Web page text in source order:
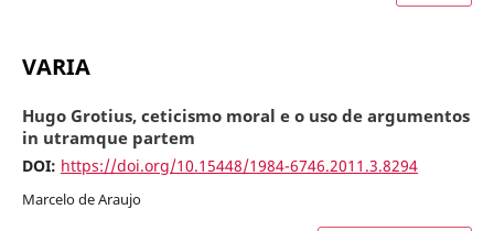
VARIA
Hugo Grotius, ceticismo moral e o uso de argumentos
in utramque partem
DOI: https://doi.org/10.15448/1984-6746.2011.3.8294
Marcelo de Araujo